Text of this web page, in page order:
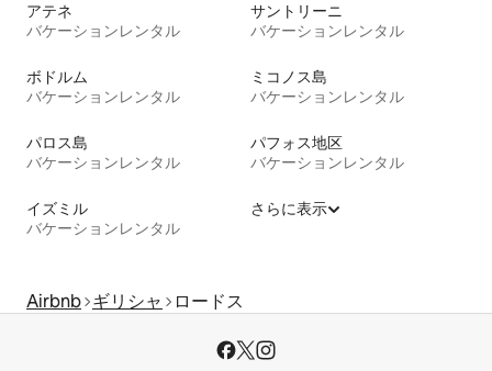
アテネ
バケーションレンタル
サントリーニ
バケーションレンタル
ボドルム
バケーションレンタル
ミコノス島
バケーションレンタル
パロス島
バケーションレンタル
パフォス地区
バケーションレンタル
イズミル
バケーションレンタル
さらに表示
Airbnb ギリシャ ロードス